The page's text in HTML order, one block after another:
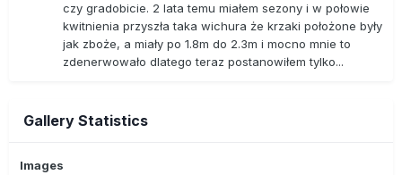
czy gradobicie. 2 lata temu miałem sezony i w połowie
kwitnienia przyszła taka wichura że krzaki położone były
jak zboże, a miały po 1.8m do 2.3m i mocno mnie to
zdenerwowało dlatego teraz postanowiłem tylko...
Gallery Statistics
Images